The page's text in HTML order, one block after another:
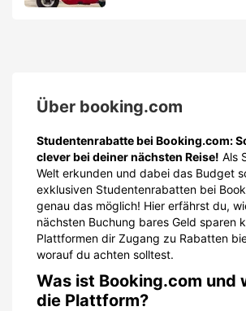
Über booking.com
Studentenrabatte bei Booking.com:
clever bei deiner nächsten Reise! Als
Welt erkunden und dabei das Budget
exklusiven Studentenrabatten bei
genau das möglich! Hier erfährst du,
nächsten Buchung bares Geld sparen
Plattformen dir Zugang zu Rabatten
worauf du achten solltest.
Was ist Booking.com und
die Plattform?